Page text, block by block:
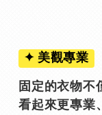
✦ 美觀專業
固定的衣物不
看起來更專業